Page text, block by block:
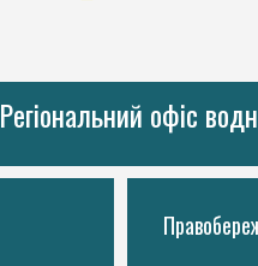
Регіональний офіс